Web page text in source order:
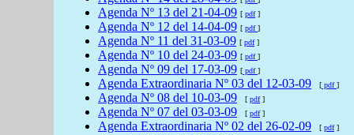
Agenda Nº 13 del 21-04-09 [ pdf]
Agenda Nº 12 del 14-04-09 [ pdf]
Agenda Nº 11 del 31-03-09 [ pdf]
Agenda Nº 10 del 24-03-09 [ pdf]
Agenda Nº 09 del 17-03-09 [ pdf]
Agenda Extraordinaria Nº 03 del 12-03-09 [ pdf]
Agenda Nº 08 del 10-03-09 [ pdf]
Agenda Nº 07 del 03-03-09 [ pdf]
Agenda Extraordinaria Nº 02 del 26-02-09 [ pdf]